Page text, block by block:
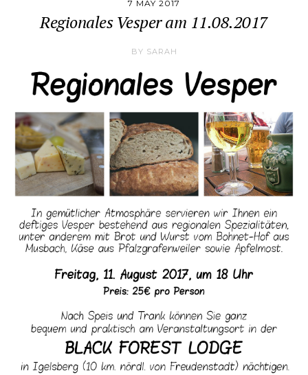
7 MAY 2017
Regionales Vesper am 11.08.2017
BY SARAH